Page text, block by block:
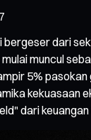
bergeser dari
muncul
5% pasokan
kekuasaan
dari